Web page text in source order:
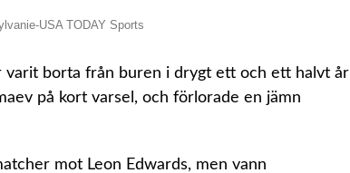
USA TODAY Sports
varit borta från buren i drygt ett och ett halvt år
på kort varsel, och förlorade en jämn
mot Leon Edwards, men vann